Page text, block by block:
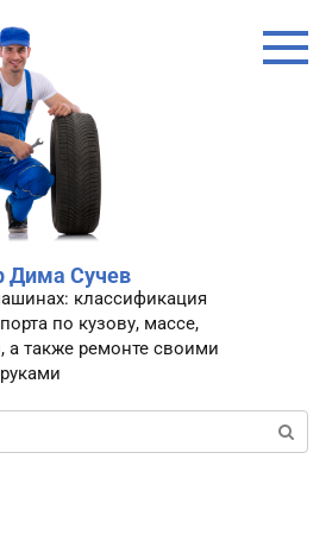
Дима Сучев
классификация
по кузову, массе,
а также ремонте своими
руками